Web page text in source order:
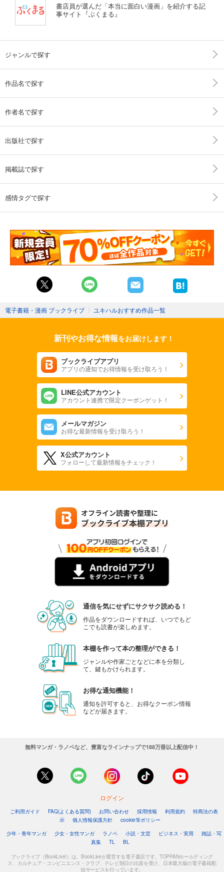
書店員が選んだ「本当に面白い漫画」を紹介する記
事サイト『ぶくまる』
ジャンルで探す
作品名で探す
作者名で探す
出版社で探す
掲載誌で探す
感情タグで探す
電子書籍・漫画 ブックライブ 〉 ユキハルおすすめ作品一覧
新刊やお得な情報をお届けします！
ブックライブアプリ
アプリの通知でお得情報を受け取ろう！
LINE公式アカウント
アカウント連携で限定クーポンゲット！
メールマガジン
お得な最新情報を受け取ろう！
X公式アカウント
フォローして最新情報をチェック！
通信を気にせずにサクサク読める！
作品をダウンロードすれば、いつでもど
こでも読書が楽しめます。
本棚を作って本の整理ができる！
ジャンルや作家ごとなどに本を分類し
て、鍵もかけられます。
お得な通知機能！
通知を許可すると、お得なクーポン情報
などが届きます。
無料マンガ・ラノベなど、豊富なラインナップで188万冊以上配信中！
ログイン
ご利用ガイド FAQ(よくある質問) お問い合わせ 採用情報 利用規約
特商法の表
示
個人情報保護方針
cookie等ポリシー
少年・青年マンガ
少女・女性マンガ ラノベ 小説・文芸 ビジネス・実用
雑誌・写
真集
TL BL
ブックライブ（BookLive!）は、BookLiveが運営する電子書店です。TOPPANホールディング
ス、カルチュア・コンビニエンス・クラブ、テレビ朝日の出資を受け、日本最大級の電子書籍配
信サービスを行っています。